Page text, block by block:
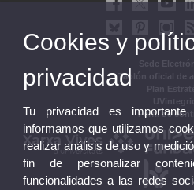
Sede
Tablón oficial de
Plan
Perfil de
Cookies y
privacidad
Tu privacidad es
informamos que utilizamos
realizar análisis de uso y
fin de personalizar
funcionalidades a las redes